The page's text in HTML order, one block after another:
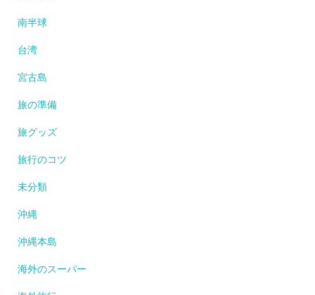
南半球
台湾
宮古島
旅の準備
旅グッズ
旅行のコツ
未分類
沖縄
沖縄本島
海外のスーパー